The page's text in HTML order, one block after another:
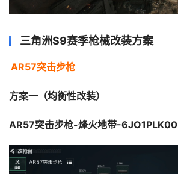
三角洲S9赛季枪械改装方案
AR57突击步枪
方案一（均衡性改装）
AR57突击步枪-烽火地带-